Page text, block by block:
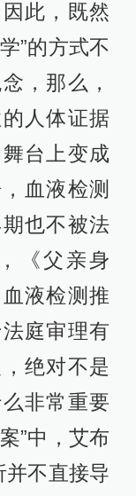
此，既然
”的方式不
，那么，
人体证据
台上变成
血液检测
也不被法
《父亲身
液检测推
庭审理有
绝对不是
非常重要
”中，艾布
并不直接导